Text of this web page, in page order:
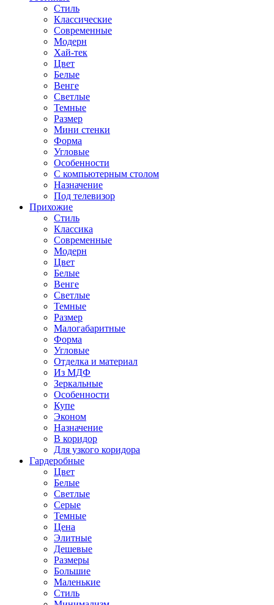
Стиль
Классические
Современные
Модерн
Хай-тек
Цвет
Белые
Венге
Светлые
Темные
Размер
Мини стенки
Форма
Угловые
Особенности
С компьютерным столом
Назначение
Под телевизор
Прихожие
Стиль
Классика
Современные
Модерн
Цвет
Белые
Венге
Светлые
Темные
Размер
Малогабаритные
Форма
Угловые
Отделка и материал
Из МДФ
Зеркальные
Особенности
Купе
Эконом
Назначение
В коридор
Для узкого коридора
Гардеробные
Цвет
Белые
Светлые
Серые
Темные
Цена
Элитные
Дешевые
Размеры
Большие
Маленькие
Стиль